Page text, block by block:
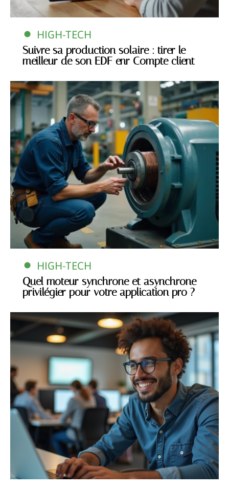
HIGH-TECH
Suivre sa production solaire : tirer le
meilleur de son EDF enr Compte client
HIGH-TECH
Quel moteur synchrone et asynchrone
privilégier pour votre application pro ?